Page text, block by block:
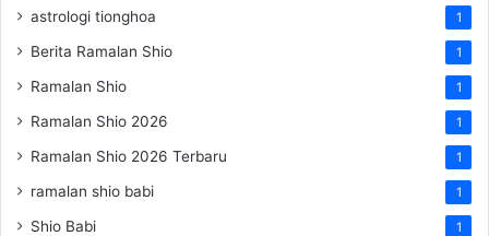
astrologi tionghoa 1
Berita Ramalan Shio 1
Ramalan Shio 1
Ramalan Shio 2026 1
Ramalan Shio 2026 Terbaru 1
ramalan shio babi 1
Shio Babi 1